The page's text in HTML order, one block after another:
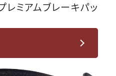
ミアムブレーキパッ